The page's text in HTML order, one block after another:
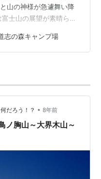
山の神様が急遽舞い降
士山の展望が素晴らし
難しい名前ですが、こ
ます。 また、菰釣山の
、そちらについても触
の森キャンプ場から菰
志の森キャンプ場
だろう！？ • 8年前
ノ胸山～大界木山～